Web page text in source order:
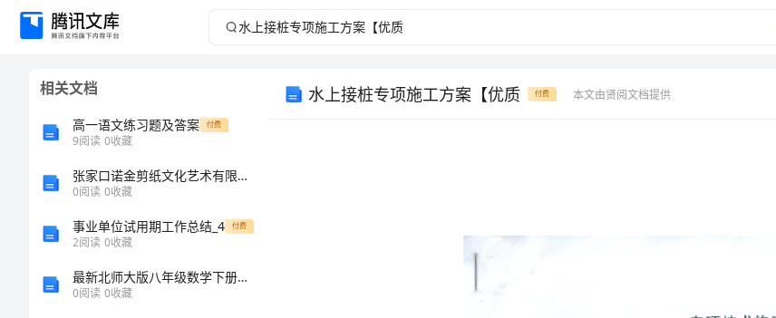
水
相关文档
高一语文练习题及答案 付费
9阅读 0收藏
张家口诺金剪纸文化艺术有限公司介绍企业发展分析报告
0阅读 0收藏
事业单位试用期工作总结_4 付费
2阅读 0收藏
最新北师大版八年级数学下册期末模拟考试及参考答案
0阅读 0收藏
水上接桩专项施工方案【优质 付费 本文由贤阅文档提供